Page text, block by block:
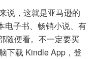
说，这就是亚马逊的
电子书、畅销小说、有
随便看。不一定要买
下载 Kindle App，登